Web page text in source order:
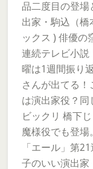
品二度目の登場
出家・駒込（橋
ックス ) 俳優の
連続テレビ小説
曜は1週間振り
さんが出てる
は演出家役？同
ビックリ 橋下
魔様役でも登
「エール」第
子のいい演出家